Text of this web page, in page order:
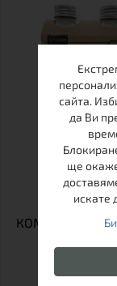
КОМПЛЕКТ
сайта.
да Ви
ще
искате